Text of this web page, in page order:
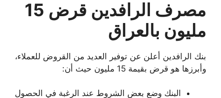
مصرف الرافدين قرض 15
مليون بالعراق
بنك الرافدين أعلن عن توفير العديد من القروض للعملاء،
وأبرزها هو قرض بقيمة 15 مليون حيث أن:
البنك وضع بعض الشروط عند الرغبة في الحصول